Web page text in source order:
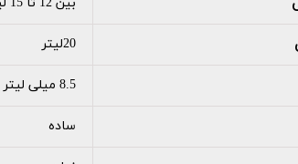
20لیتر
8.5 میلی لیتر
ساده